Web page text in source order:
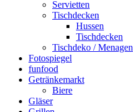
Servietten
Tischdecken
Hussen
Tischdecken
Tischdeko / Menagen
Fotospiegel
funfood
Getränkemarkt
Biere
Gläser